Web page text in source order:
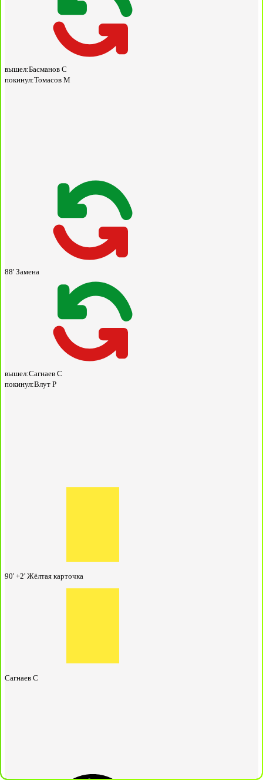
вышел:Басманов С
покинул:Томасов М
88' Замена
вышел:Сагнаев С
покинул:Влут Р
90' +2' Жёлтая карточка
Сагнаев С